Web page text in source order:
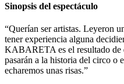
Sinopsis del espectáculo
“Querían ser artistas. Leyeron
tener experiencia alguna
KABARETA es el resultado de
pasarán a la historia del circo o
echaremos unas risas.”